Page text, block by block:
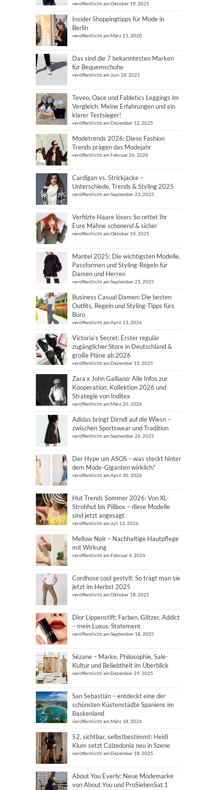
veröffentlicht am Oktober 19, 2025
Insider Shoppingtipps für Mode in
Berlin
veröffentlicht am März 21, 2020
Das sind die 7 bekanntesten Marken
für Bequemschuhe
veröffentlicht am Juni 28, 2021
Teveo, Oace und Fabletics Leggings im
Vergleich. Meine Erfahrungen und ein
klarer Testsieger!
veröffentlicht am Dezember 12, 2025
Modetrends 2026: Diese Fashion
Trends prägen das Modejahr
veröffentlicht am Februar 26, 2026
Cardigan vs. Strickjacke –
Unterschiede, Trends & Styling 2025
veröffentlicht am September 23, 2025
Verfilzte Haare lösen: So rettet Ihr
Eure Mähne schonend & sicher
veröffentlicht am Oktober 14, 2025
Mantel 2025: Die wichtigsten Modelle,
Passformen und Styling-Regeln für
Damen und Herren
veröffentlicht am September 25, 2025
Business Casual Damen: Die besten
Outfits, Regeln und Styling-Tipps fürs
Büro
veröffentlicht am April 13, 2026
Victoria’s Secret: Erster regulär
zugänglicher Store in Deutschland &
große Pläne ab 2026
veröffentlicht am Dezember 15, 2025
Zara x John Galliano: Alle Infos zur
Kooperation, Kollektion 2026 und
Strategie von Inditex
veröffentlicht am März 20, 2026
Adidas bringt Dirndl auf die Wiesn –
zwischen Sportswear und Tradition
veröffentlicht am September 26, 2025
Der Hype um ASOS – was steckt hinter
dem Mode-Giganten wirklich?
veröffentlicht am April 30, 2026
Hut Trends Sommer 2026: Von XL-
Strohhut bis Pillbox – diese Modelle
sind jetzt angesagt
veröffentlicht am Juli 12, 2026
Mellow Noir – Nachhaltige Hautpflege
mit Wirkung
veröffentlicht am Februar 4, 2026
Cordhose cool gestylt: So trägt man sie
jetzt im Herbst 2025
veröffentlicht am Oktober 18, 2025
Dior Lippenstift: Farben, Glitzer, Addict
– mein Luxus-Statement
veröffentlicht am September 18, 2025
Sézane – Marke, Philosophie, Sale-
Kultur und Beliebtheit im Überblick
veröffentlicht am Dezember 29, 2025
San Sebastián – entdeckt eine der
schönsten Küstenstädte Spaniens im
Baskenland
veröffentlicht am März 18, 2026
52, sichtbar, selbstbestimmt: Heidi
Klum setzt Calzedonia neu in Szene
veröffentlicht am Dezember 18, 2025
About You Everly: Neue Modemarke
von About You und ProSiebenSat.1